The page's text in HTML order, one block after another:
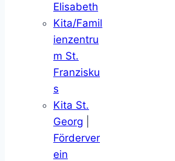
Elisabeth
Kita/Famil
ienzentru
m St.
Franzisku
s
Kita St.
Georg
Förderver
ein